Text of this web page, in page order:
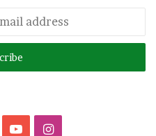
YouTubeInstagram